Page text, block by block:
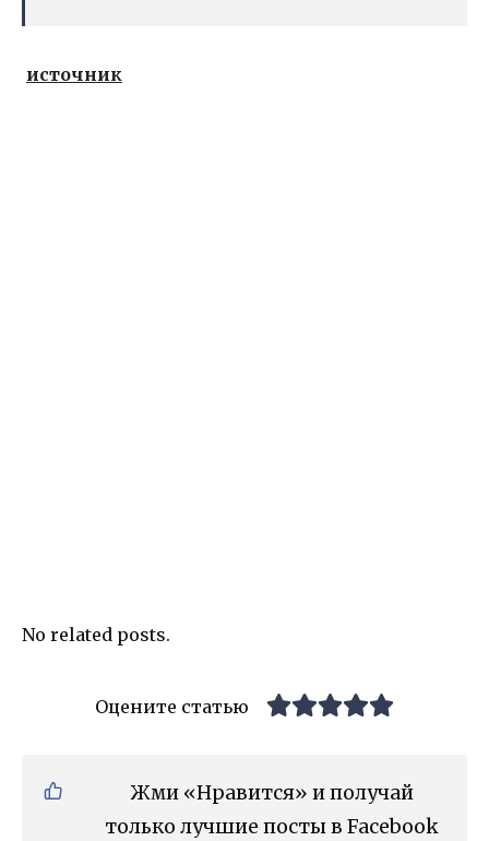
источник
No related posts.
Оцените статью
Жми «Нравится» и получай
только лучшие посты в Facebook